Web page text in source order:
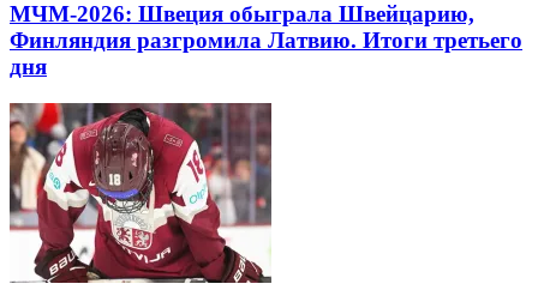
МЧМ-2026: Швеция обыграла Швейцарию,
Финляндия разгромила Латвию. Итоги третьего
дня